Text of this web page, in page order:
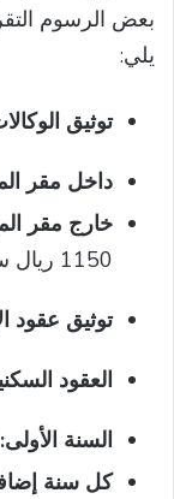
بعض الرسوم
يلي:
توثيق
داخل مقر
خارج مقر
1150 ريال سعودي.
توثيق عقود
العقود
السنة الأولى:
كل سنة